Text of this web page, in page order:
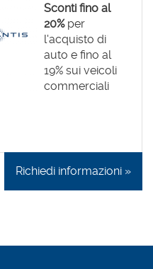
Sconti fino al
20%per
l'acquisto di
auto e fino al
19% sui veicoli
commerciali
Richiedi informazioni »